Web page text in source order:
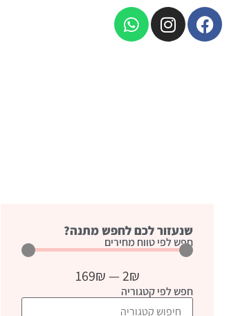
שנעזור לכם לחפש מתנה?
חפש לפי טווח מחירים
2₪
—
169₪
חפש לפי קטגוריה